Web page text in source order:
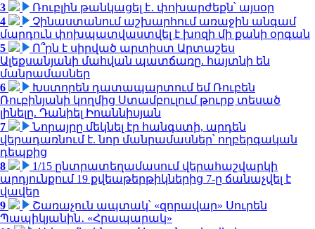
3
Ռուբլին թանկացել է․ փոխարժեքն՝ այսօր
4
Չինաստանում աշխարհում առաջին անգամ
մարդուն փոխպատվաստվել է խոզի մի քանի օրգան
5
Ո՞րն է սիրված արտիստ Արտաշես
Ալեքսանյանի մահվան պատճառը. հայտնի են
մանրամասներ
6
Խստորեն դատապարտում եմ Ռուբեն
Ռուբինյանի կողմից Ստամբուլում թուրք տեսած
լինելը. Դանիել Իոաննիսյան
7
Նորայրը մեկնել էր հանգստի, արդեն
վերադառնում է. նոր մանրամասներ՝ ողբերգական
դեպքից
8
1/15 ընտրատեղամասում վերահաշվարկի
արդյունքում 19 քվեաթերթիկներից 7-ը ճանաչվել է
վավեր
9
Շառաչուն ապտակ՝ «զորավար» Սուրեն
Պապիկյանին․ «Հրապարակ»